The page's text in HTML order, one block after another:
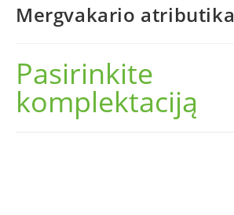
Mergvakario atributika
Pasirinkite
komplektaciją